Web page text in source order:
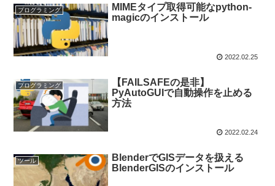
プログラミング
MIMEタイプ取得可能なpython-
magicのインストール
2022.02.25
プログラミング
【FAILSAFEの是非】
PyAutoGUIで自動操作を止める
方法
2022.02.24
ツール
BlenderでGISデータを扱える
BlenderGISのインストール